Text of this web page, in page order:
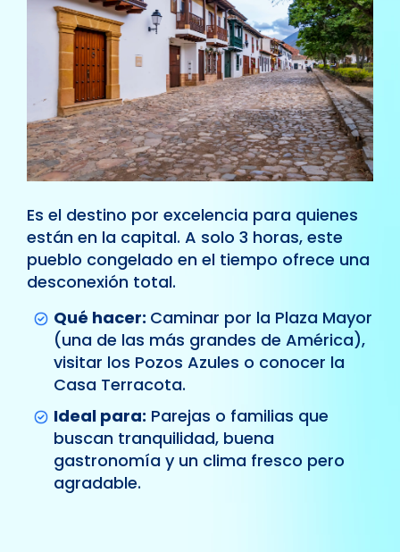
Es el destino por excelencia para quienes
están en la capital. A solo 3 horas, este
pueblo congelado en el tiempo ofrece una
desconexión total.
Qué hacer: Caminar por la Plaza Mayor
(una de las más grandes de América),
visitar los Pozos Azules o conocer la
Casa Terracota.
Ideal para: Parejas o familias que
buscan tranquilidad, buena
gastronomía y un clima fresco pero
agradable.